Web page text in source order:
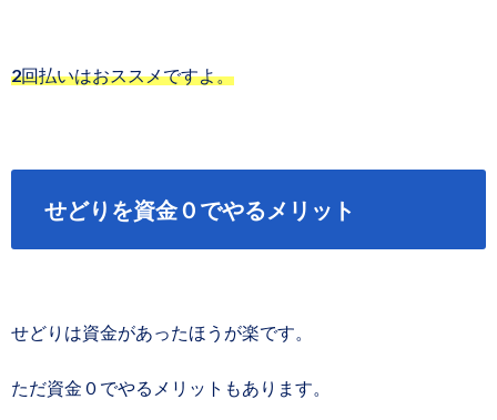
2回払いはおススメですよ。
せどりを資金０でやるメリット
せどりは資金があったほうが楽です。
ただ資金０でやるメリットもあります。